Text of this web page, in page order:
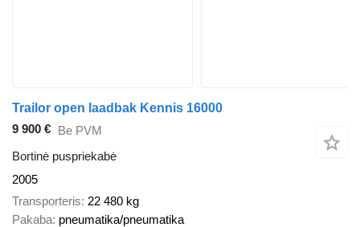
Trailor open laadbak Kennis 16000
9 900 € Be PVM
Bortinė puspriekabė
2005
Transporteris 22 480 kg
Pakaba pneumatika/pneumatika